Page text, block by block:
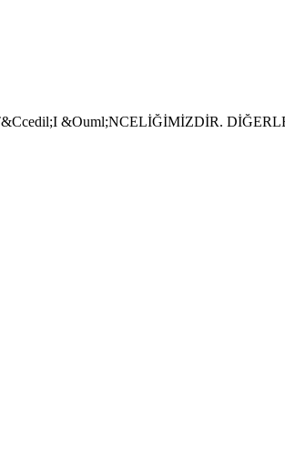
&Ouml;NCELİĞİMİZDİR.